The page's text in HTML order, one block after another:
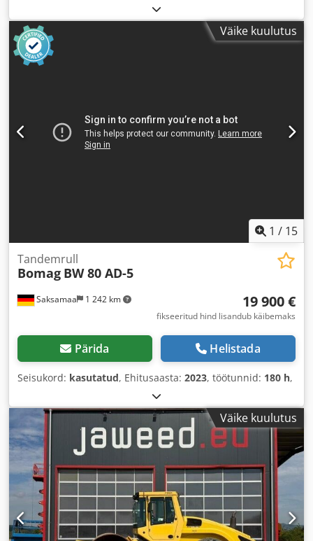
Väike kuulutus
1 / 15
Saksamaa 1 242 km
Tandemrull
Bomag BW 80 AD-5
19 900 €
fikseeritud hind lisandub käibemaks
Pärida Helistada
Seisukord: kasutatud, Ehitusaasta: 2023, töötunnid: 180 h,
Väike kuulutus